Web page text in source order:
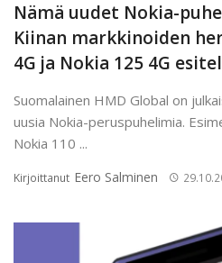
Nämä uudet Nokia-
Kiinan markkinoiden
4G ja Nokia 125 4G
Suomalainen HMD Global on
uusia Nokia-peruspuhelimia.
Nokia 110 ...
Kirjoittanut Eero Salminen